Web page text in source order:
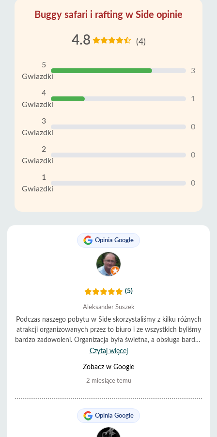
Buggy safari i rafting w Side opinie
4.8 (4)
5
Gwiazdki
3
4
Gwiazdki
1
3
Gwiazdki
0
2
Gwiazdki
0
1
Gwiazdki
0
Opinia Google
(5)
Aleksander Suszek
Podczas naszego pobytu w Side skorzystaliśmy z kilku różnych
atrakcji organizowanych przez to biuro i ze wszystkich byliśmy
bardzo zadowoleni. Organizacja była świetna, a obsługa bardzo
pomocna i miła. Wszystko przebiegało punktualnie i bez
Czytaj więcej
Zobacz w Google
2 miesiące temu
Opinia Google